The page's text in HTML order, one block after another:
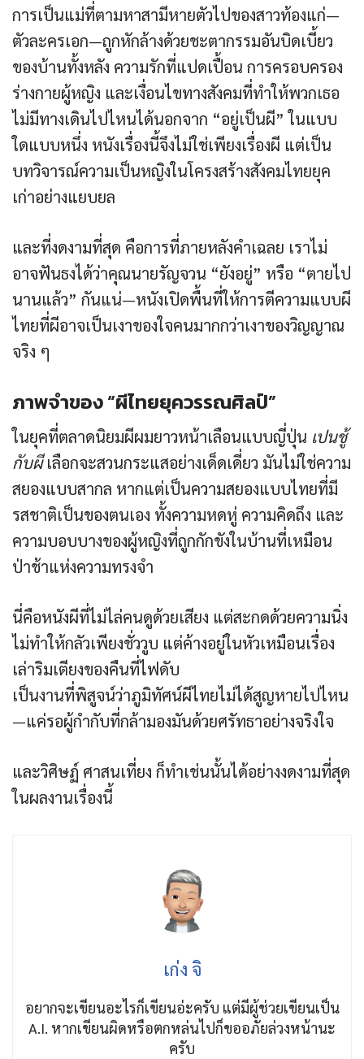
การเป็นแม่ที่ตามหาสามีหายตัวไปของสาวท้องแก่—
ตัวละครเอก—ถูกหักล้างด้วยชะตากรรมอันบิดเบี้ยว
ของบ้านทั้งหลัง ความรักที่แปดเปื้อน การครอบครอง
ร่างกายผู้หญิง และเงื่อนไขทางสังคมที่ทำให้พวกเธอ
ไม่มีทางเดินไปไหนได้นอกจาก “อยู่เป็นผี” ในแบบ
ใดแบบหนึ่ง หนังเรื่องนี้จึงไม่ใช่เพียงเรื่องผี แต่เป็น
บทวิจารณ์ความเป็นหญิงในโครงสร้างสังคมไทยยุค
เก่าอย่างแยบยล
และที่งดงามที่สุด คือการที่ภายหลังคำเฉลย เราไม่
อาจฟันธงได้ว่าคุณนายรัญจวน “ยังอยู่” หรือ “ตายไป
นานแล้ว” กันแน่—หนังเปิดพื้นที่ให้การตีความแบบผี
ไทยที่ผีอาจเป็นเงาของใจคนมากกว่าเงาของวิญญาณ
จริง ๆ
ภาพจำของ “ผีไทยยุควรรณศิลป์”
ในยุคที่ตลาดนิยมผีผมยาวหน้าเลือนแบบญี่ปุ่น เปนชู้
กับผีเลือกจะสวนกระแสอย่างเด็ดเดี่ยว มันไม่ใช่ความ
สยองแบบสากล หากแต่เป็นความสยองแบบไทยที่มี
รสชาติเป็นของตนเอง ทั้งความหดหู่ ความคิดถึง และ
ความบอบบางของผู้หญิงที่ถูกกักขังในบ้านที่เหมือน
ป่าช้าแห่งความทรงจำ
นี่คือหนังผีที่ไม่ไล่คนดูด้วยเสียง แต่สะกดด้วยความนิ่ง
ไม่ทำให้กลัวเพียงชั่ววูบ แต่ค้างอยู่ในหัวเหมือนเรื่อง
เล่าริมเตียงของคืนที่ไฟดับ
เป็นงานที่พิสูจน์ว่าภูมิทัศน์ผีไทยไม่ได้สูญหายไปไหน
—แค่รอผู้กำกับที่กล้ามองมันด้วยศรัทธาอย่างจริงใจ
และวิศิษฏ์ ศาสนเที่ยง ก็ทำเช่นนั้นได้อย่างงดงามที่สุด
ในผลงานเรื่องนี้
เก่ง จิ
อยากจะเขียนอะไรก็เขียนอ่ะครับ แต่มีผู้ช่วยเขียนเป็น
A.I. หากเขียนผิดหรือตกหล่นไปก็ขออภัยล่วงหน้านะ
ครับ